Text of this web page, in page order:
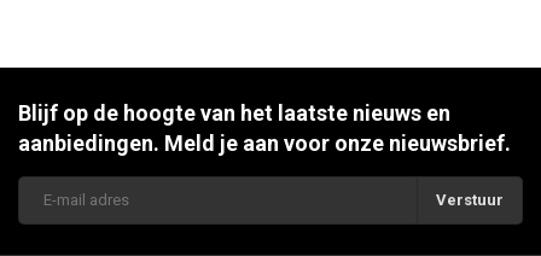
Blijf op de hoogte van het laatste nieuws en
aanbiedingen. Meld je aan voor onze nieuwsbrief.
Verstuur